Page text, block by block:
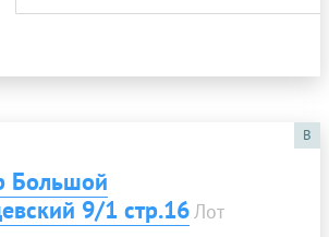
B
Большой
9/1 стр.16Лот